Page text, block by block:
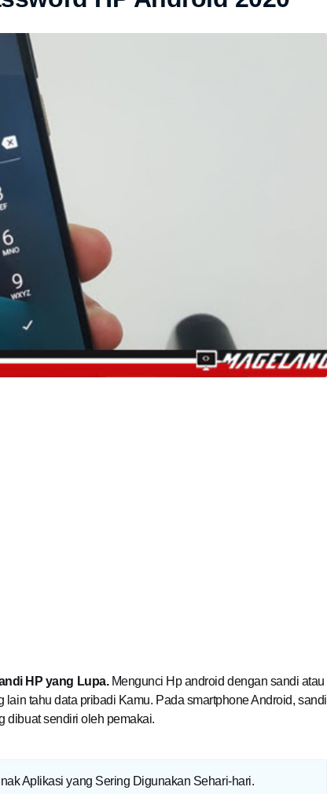
HP yang Lupa. Mengunci Hp android dengan sandi atau
tahu data pribadi Kamu. Pada smartphone Android, sandi
dibuat sendiri oleh pemakai.
Aplikasi yang Sering Digunakan Sehari-hari.